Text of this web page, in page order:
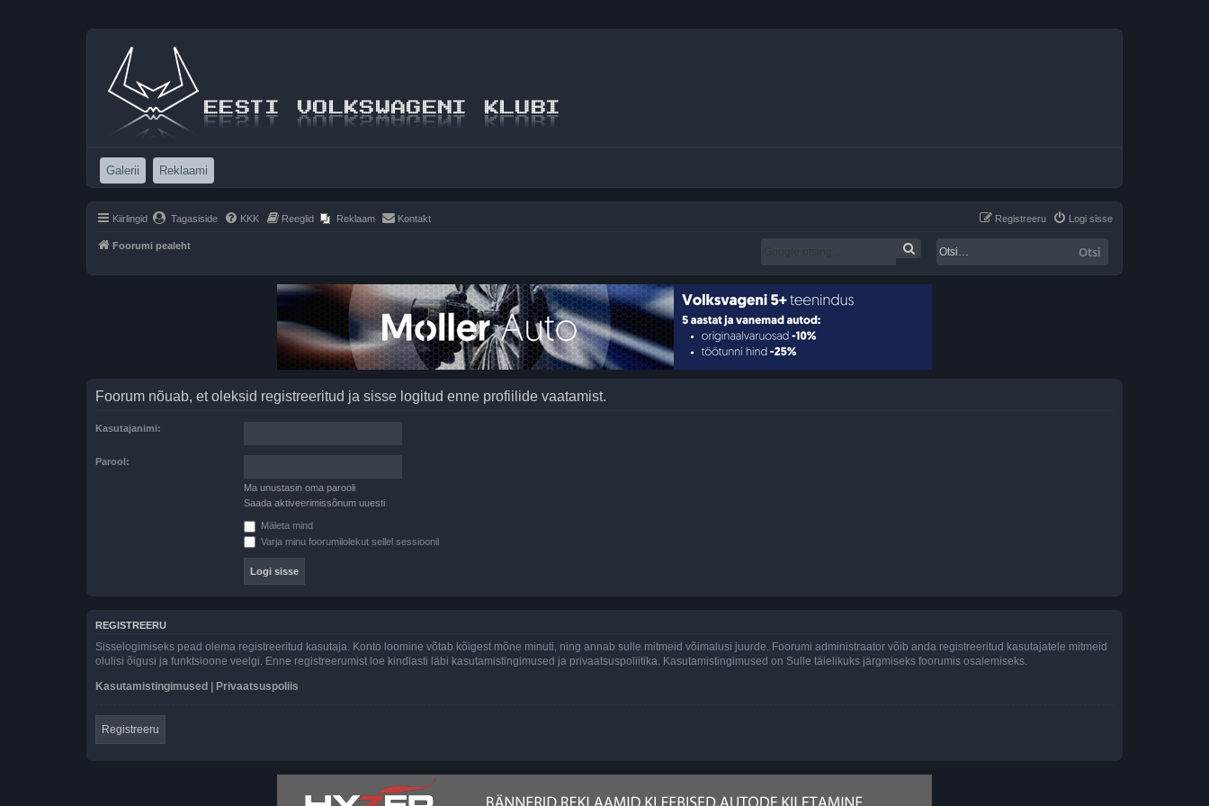
Galerii (Opens a new tab)
Reklaami
Kiirlingid Tagasiside KKK Reeglid Reklaam Kontakt Logi sisse
Registreeru
Foorumi pealeht Otsi
Foorum nõuab, et oleksid registreeritud ja sisse logitud enne profiilide vaatamist.
Kasutajanimi:
Parool:
Ma unustasin oma parooli
Saada aktiveerimissõnum uuesti
Mäleta mind
Varja minu foorumilolekut sellel sessioonil
REGISTREERU
Sisselogimiseks pead olema registreeritud kasutaja. Konto loomine võtab kõigest mõne minuti, ning annab sulle mitmeid võimalusi juurde. Foorumi administraator võib anda registreeritud kasutajatele mitmeid
olulisi õigusi ja funktsioone veelgi. Enne registreerumist loe kindlasti läbi kasutamistingimused ja privaatsuspoliitika. Kasutamistingimused on Sulle täielikuks järgmiseks foorumis osalemiseks.
Kasutamistingimused | Privaatsuspoliis
Registreeru